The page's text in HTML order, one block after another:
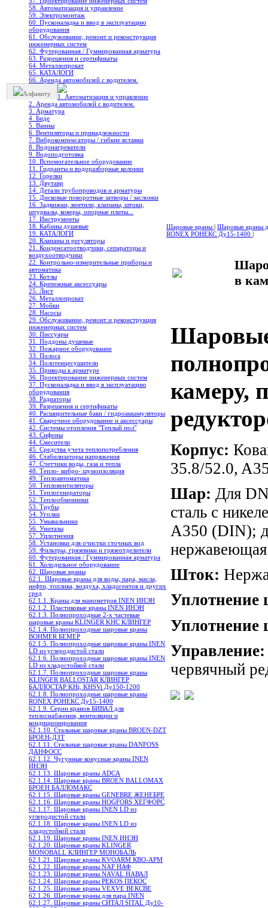
58. Автоматизация и управление
59. Электромонтаж
60. Пусконаладка и ввод в эксплуатацию
оборудования
61. Обслуживание, ремонт и реконструкция
инженерных систем
62. Футерованная / Гуммированная арматура
63. Разрешения и сертификаты
64. Металлопрокат
65. КАТАЛОГИ
66. Аренда автомобилей с водителем.
Алфавиту
1. Автоматизация и управление
2. Аренда автомобилей с водителем.
3. Арматура
4. Биде
5. Ванны
6. Вентиляторы и принадлежности
7. Виброкомпенсаторы / гибкие вставки
8. Водонагреватели
9. Водоподготовка
10. Вспомогательное оборудование
11. Гидранты и водоразборные колонки
12. Горелки
13. Двутавр
14. Детали трубопроводов и арматуры
15. Дисковые поворотные затворы / заслонки
16. Задвижки, вентили, клапаны, штоки,
штурвалы, коверы, опорные плиты...
17. Инструменты
18. Кабины душевые
19. КАТАЛОГИ
20. Клапаны и регуляторы
21. Конденсатоотводчики, сепараторы и
воздухоотводчики
22. Контрольно-измерительные приборы и
автоматика
23. Котлы
24. Крепежные аксессуары
25. Лист
26. Металлопрокат
27. Мойки
28. Насосы
29. Обслуживание, ремонт и реконструкция
инженерных систем
30. Писсуары
31. Поддоны душевые
32. Пожарное оборудование
33. Полоса
34. Полотенцесушители
35. Приводы к арматуре
36. Проектирование инженерных систем
37. Пусконаладка и ввод в эксплуатацию
оборудования
38. Радиаторы
39. Разрешения и сертификаты
40. Расширительные баки / гидроаккамуляторы
41. Сварочное оборудование и аксессуары
42. Системы отопления "Теплый пол"
43. Сифоны
44. Смесители
45. Средства учета теплопотребления
46. Стабилизаторы напряжения
47. Счетчики воды, газа и тепла
48. Тепло- вибро- шумоизоляция
49. Теплоавтоматика
50. Тепловентиляторы
51. Теплогенераторы
52. Теплообменники
53. Трубы
54. Уголки
55. Умывальники
56. Унитазы
57. Уплотнения
58. Установки для очистки сточных вод
59. Фильтры, грязевики и грязеотделители
60. Футерованная / Гуммированная арматура
61. Холодильное oборудование
62. Шаровые краны
62.1. Шаровые краны для воды, пара, масла,
нефти, топлива, воздуха, хладогентов и других
сред
62.1.1. Краны для манометров INEN ИНЭН
62.1.2. Пластиковые краны INEN ИНЭН
62.1.3. Полнопроходные 2-х частевые
шаровые краны KLINGER KHC КЛИНГЕР
62.1.4. Полнопроходные шаровые краны
BOHMER БЕМЕР
62.1.5. Полнопроходные шаровые краны INEN
LD из углеродистой стали
62.1.6. Полнопроходные шаровые краны INEN
LD из хладостойкой стали
62.1.7. Полнопроходные шаровые краны
KLINGER BALLOSTAR КЛИНГЕР
БАЛЛОСТАР KHi, KHSVi Ду150-1200
62.1.8. Полнопроходные шаровые краны
RONEX РОНЕКС Ду15-1400
62.1.9. Серии кранов БИВАЛ для
теплоснабжения, вентиляции и
кондиционирования
62.1.10. Стальные шаровые краны BROEN-DZT
БРОЕН-ДЗТ
62.1.11. Стальные шаровые краны DANFOSS
ДАНФОСС
62.1.12. Чугунные конусные краны INEN
ИНЭН
62.1.13. Шаровые краны ADCA
62.1.14. Шаровые краны BROEN BALLOMAX
БРОЕН БАЛЛОМАКС
62.1.15. Шаровые краны GENEBRE ЖЕНЕБРЕ
62.1.16. Шаровые краны HOGFORS ХЕГФОРС
62.1.17. Шаровые краны INEN LD из
углеродистой стали
62.1.18. Шаровые краны INEN LD из
хладостойкой стали
62.1.19. Шаровые краны INEN ИНЭН
62.1.20. Шаровые краны KLINGER
MONOBALL КЛИНГЕР МОНОБАЛЬ
62.1.21. Шаровые краны KVOARM КВО-АРМ
62.1.22. Шаровые краны NAF НАФ
62.1.23. Шаровые краны NAVAL НАВАЛ
62.1.24. Шаровые краны PEKOS ПЕКОС
62.1.25. Шаровые краны VEXVE ВЕКСВЕ
62.1.26. Шаровые краны для пара INEN
62.1.27. Шаровые краны СИТАЛ SITAL Ду10-
Шаровые краны | Шаровые краны
RONEX РОНЕКС Ду15-1400 |
в
камеру,
Корпус:
35.8/52.0,
Шар: Для
сталь с
A350 (DIN);
Шток:
Уплотнение
Уплотнение
Управление:
червячный